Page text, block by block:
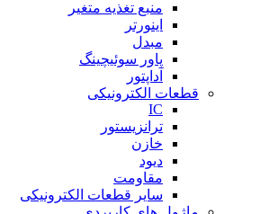
منبع تغذیه متغیر
اینورتر
مبدل
پاور سوئیچینگ
آداپتور
قطعات الکترونیکی
IC
ترانزیستور
خازن
دیود
مقاومت
سایر قطعات الکترونیکی